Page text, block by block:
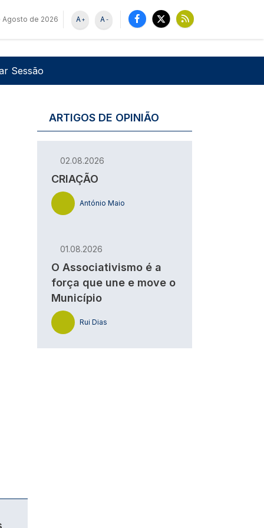
Agosto de 2026 -
A
+
A
de utilizador
Sessão
ARTIGOS DE OPINIÃO
02.08.2026
CRIAÇÃO
António Maio
01.08.2026
O Associativismo é a
força que une e move o
Município
Rui Dias